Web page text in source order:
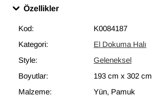
düşürmek için el makineleri ile traşlanan
bakımları yapılarak satışa sunulur. Bu
ortaya çıkartır.
193 cm x 302 cm
ölçülerinde olan bu halı,
yün ile dokunmuştur.
Özellikler
Kod:
K0084187
Kategori:
El Dokuma Halı
Style:
Geleneksel
Boyutlar:
193 cm x 302 cm
Malzeme:
Yün, Pamuk